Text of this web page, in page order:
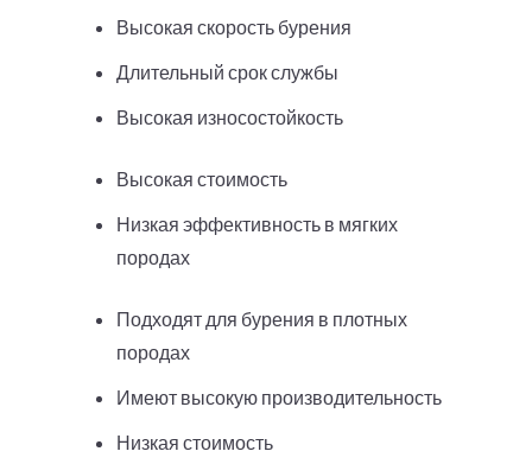
Высокая скорость бурения
Длительный срок службы
Высокая износостойкость
Высокая стоимость
Низкая эффективность в мягких
породах
Подходят для бурения в плотных
породах
Имеют высокую производительность
Низкая стоимость